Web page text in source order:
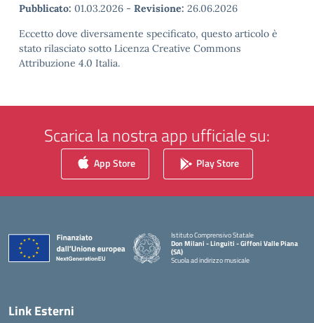
Pubblicato: 01.03.2026 - Revisione: 26.06.2026
Eccetto dove diversamente specificato, questo articolo è
stato rilasciato sotto Licenza Creative Commons
Attribuzione 4.0 Italia.
Scarica la nostra app ufficiale su:
App Store Play Store
Istituto Comprensivo Statale
Don Milani - Linguiti - Giffoni Valle Piana
(SA)
Scuola ad indirizzo musicale
Link Esterni